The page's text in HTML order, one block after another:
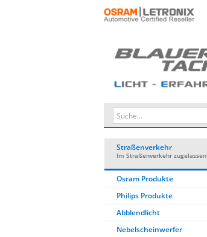
Straßenverkehr
Im Straßenverkehr zugelassen
Osram Produkte
Philips Produkte
Abblendlicht
Nebelscheinwerfer